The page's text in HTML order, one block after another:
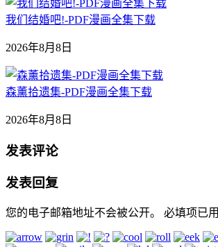
我们结婚吧!-PDF漫画全集下载
2026年8月8日
森薰拾遗集-PDF漫画全集下载
2026年8月8日
发表评论
发表回复
您的电子邮箱地址不会被公开。 必填项已用